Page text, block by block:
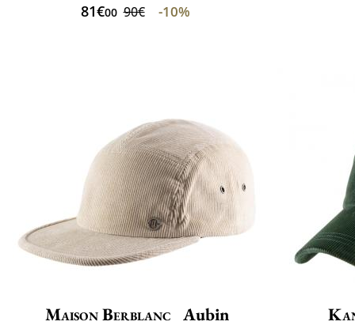
81€00 90€ -10%
Maison Berblanc Aubin